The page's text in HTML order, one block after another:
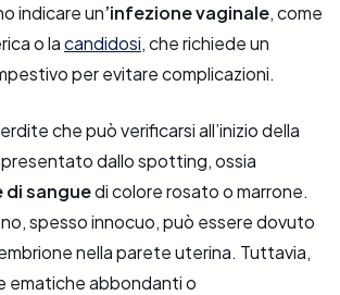
indicare un’infezione vaginale, come
o lacandidosi, che richiede un
per evitare complicazioni.
che può verificarsi all’inizio della
dallo spotting, ossia
sanguedi colore rosato o marrone.
spesso innocuo, può essere dovuto
nella parete uterina. Tuttavia,
ematiche abbondanti o